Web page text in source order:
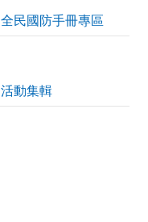
全民國防手冊專區
活動集輯